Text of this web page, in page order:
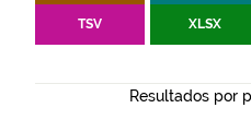
TSV XLSX
Resultados por